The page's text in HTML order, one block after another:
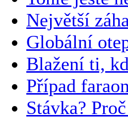
Největší
Globální
Blažení ti,
Případ
Stávka?